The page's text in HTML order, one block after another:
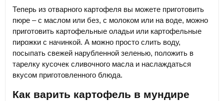
Теперь из отварного картофеля вы можете приготовить
пюре – с маслом или без, с молоком или на воде, можно
приготовить картофельные оладьи или картофельные
пирожки с начинкой. А можно просто слить воду,
посыпать свежей нарубленной зеленью, положить в
тарелку кусочек сливочного масла и наслаждаться
вкусом приготовленного блюда.
Как варить картофель в мундире